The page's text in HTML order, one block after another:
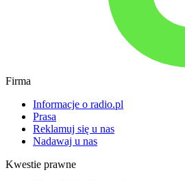
Firma
Informacje o radio.pl
Prasa
Reklamuj się u nas
Nadawaj u nas
Kwestie prawne